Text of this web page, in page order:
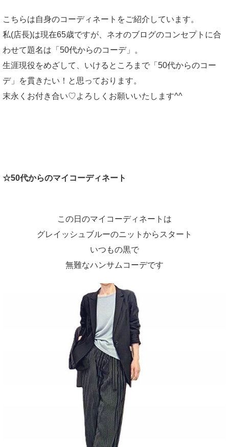
こちらは自身のコーディネートをご紹介しています。
私(店長)は現在65歳ですが、ネオのブログのコンセプトに合
わせて題名は「50代からのコーデ」。
生涯現役をめざして、いけるところまで「50代からのコー
デ」を貫きたい！と思っております。
末永くお付き合い♡よろしくお願いいたします^^
☆50代からのマイコーディネート
この日のマイコーディネートは
グレイッシュブルーのニットからスタート
いつもの黒で
無難なハンサムコーデです